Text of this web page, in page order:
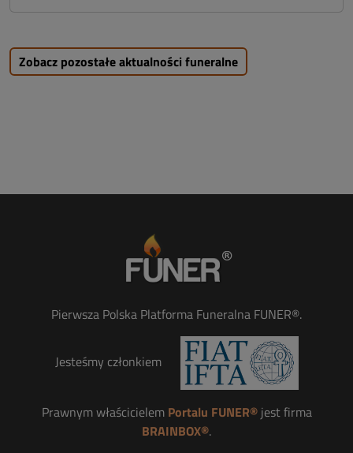
Zobacz pozostałe aktualności funeralne
Pierwsza Polska Platforma Funeralna FUNER®.
Jesteśmy członkiem
Prawnym właścicielem Portalu FUNER®jest firma
BRAINBOX®.